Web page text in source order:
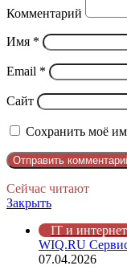
Комментарий
Имя *
Email *
Сайт
Сохранить моё
Сейчас читают
Закрыть
IT и интернет
WIQ.RU
07.04.2026